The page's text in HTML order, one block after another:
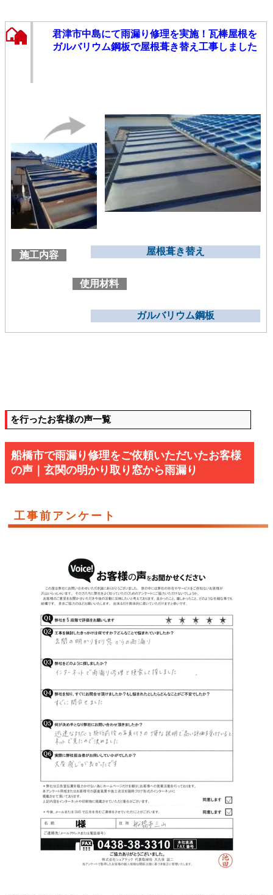
君津市中島にて雨漏り修理を実施！瓦棒屋根を
ガルバリウム鋼板で屋根葺き替え工事しました
施工内容 屋根葺き替え
使用材料
ガルバリウム鋼板
を行ったお客様の声一覧
船橋市で雨漏り修理をご依頼いただいたお客様
の声｜玄関の明かり取り窓から雨漏り
工事前アンケート